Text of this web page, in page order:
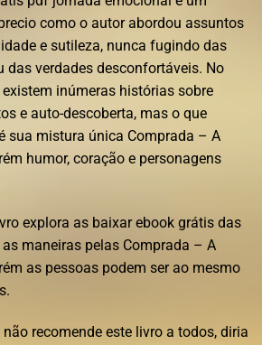
como o autor abordou assuntos
e sutileza, nunca fugindo das
das verdades desconfortáveis. No
inúmeras histórias sobre
e auto-descoberta, mas o que
sua mistura única Comprada – A
humor, coração e personagens
explora as baixar ebook grátis das
maneiras pelas Comprada – A
as pessoas podem ser ao mesmo
recomende este livro a todos, diria